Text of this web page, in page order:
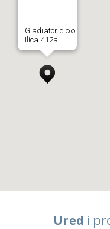
Gladiator d.o.o.
Ilica 412a
Ured i